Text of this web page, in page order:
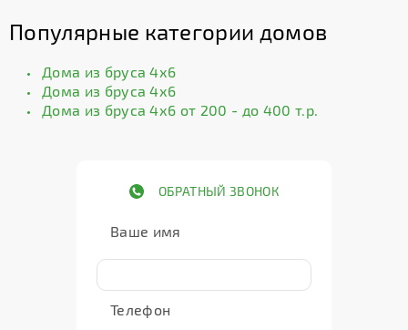
Популярные категории домов
Дома из бруса 4х6
Дома из бруса 4х6
Дома из бруса 4х6 от 200 - до 400 т.р.
ОБРАТНЫЙ ЗВОНОК
Ваше имя
Телефон